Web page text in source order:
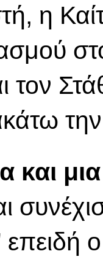
η
τον
και
επειδή